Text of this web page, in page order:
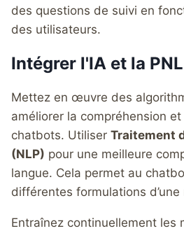
des questions de suivi en
des utilisateurs.
Intégrer l'IA et la PNL
Mettez en œuvre des
améliorer la compréhension
chatbots. Utiliser Traitement
(NLP) pour une meilleure
langue. Cela permet au
différentes formulations
Entraînez continuellement les